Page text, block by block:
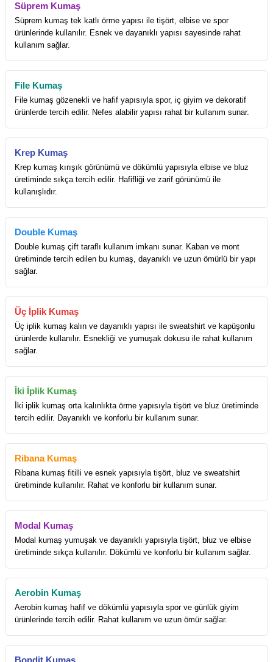
Süprem Kumaş
Süprem kumaş tek katlı örme yapısı ile tişört, elbise ve spor
ürünlerinde kullanılır. Esnek ve dayanıklı yapısı sayesinde rahat
kullanım sağlar.
File Kumaş
File kumaş gözenekli ve hafif yapısıyla spor, iç giyim ve dekoratif
ürünlerde tercih edilir. Nefes alabilir yapısı rahat bir kullanım sunar.
Krep Kumaş
Krep kumaş kırışık görünümü ve dökümlü yapısıyla elbise ve bluz
üretiminde sıkça tercih edilir. Hafifliği ve zarif görünümü ile
kullanışlıdır.
Double Kumaş
Double kumaş çift taraflı kullanım imkanı sunar. Kaban ve mont
üretiminde tercih edilen bu kumaş, dayanıklı ve uzun ömürlü bir yapı
sağlar.
Üç İplik Kumaş
Üç iplik kumaş kalın ve dayanıklı yapısı ile sweatshirt ve kapüşonlu
ürünlerde kullanılır. Esnekliği ve yumuşak dokusu ile rahat kullanım
sağlar.
İki İplik Kumaş
İki iplik kumaş orta kalınlıkta örme yapısıyla tişört ve bluz üretiminde
tercih edilir. Dayanıklı ve konforlu bir kullanım sunar.
Ribana Kumaş
Ribana kumaş fitilli ve esnek yapısıyla tişört, bluz ve sweatshirt
üretiminde kullanılır. Rahat ve konforlu bir kullanım sunar.
Modal Kumaş
Modal kumaş yumuşak ve dayanıklı yapısıyla tişört, bluz ve elbise
üretiminde sıkça kullanılır. Dökümlü ve konforlu bir kullanım sağlar.
Aerobin Kumaş
Aerobin kumaş hafif ve dökümlü yapısıyla spor ve günlük giyim
ürünlerinde tercih edilir. Rahat kullanım ve uzun ömür sağlar.
Bondit Kumaş